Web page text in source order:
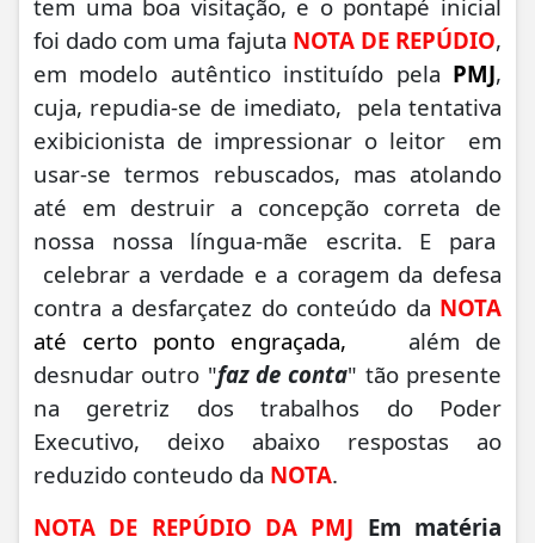
tem uma boa visitação, e o pontapé inicial
foi dado com uma fajuta NOTA DE REPÚDIO,
em modelo autêntico instituído pela PMJ,
cuja, repudia-se de imediato, pela tentativa
exibicionista de impressionar o leitor em
usar-se termos rebuscados, mas atolando
até em destruir a concepção correta de
nossa nossa língua-mãe escrita. E para
celebrar a verdade e a coragem da defesa
contra a desfarçatez do conteúdo da NOTA
até certo ponto engraçada,
além de
desnudar outro "faz de conta" tão presente
na geretriz dos trabalhos do Poder
Executivo, deixo abaixo respostas ao
reduzido conteudo da NOTA.
NOTA DE REPÚDIO DA PMJ Em matéria